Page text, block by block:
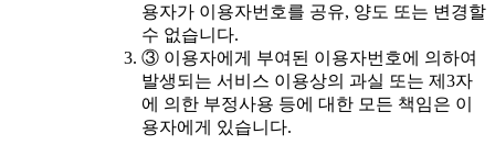
용자가 이용자번호를 공유, 양도 또는 변경할
수 없습니다.
③ 이용자에게 부여된 이용자번호에 의하여
발생되는 서비스 이용상의 과실 또는 제3자
에 의한 부정사용 등에 대한 모든 책임은 이
용자에게 있습니다.